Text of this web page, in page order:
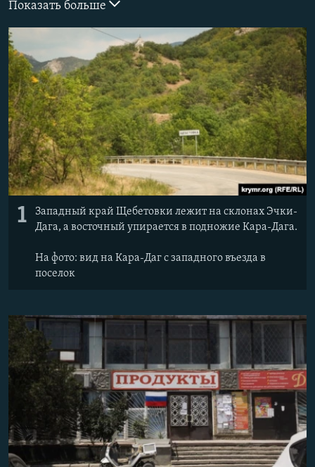
КРЫМ.НЕПОКОРЕННЫЙ
ELIFBE
УКРАИНСКАЯ ПРОБЛЕМА КРЫМА
ПРИСОЕДИНЯЙТЕСЬ!
Все сайты RFE/RL
Показать больше
1
Западный край Щебетовки лежит на склонах Эчки-
Дага, а восточный упирается в подножие Кара-Дага.
На фото: вид на Кара-Даг с западного въезда в
поселок